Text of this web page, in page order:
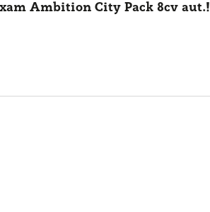
Ambition City Pack 8cv aut.!